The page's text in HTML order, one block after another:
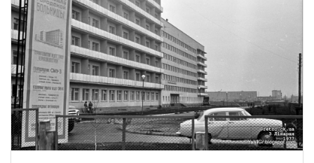
Donate 💸
Support Ukraine ❤